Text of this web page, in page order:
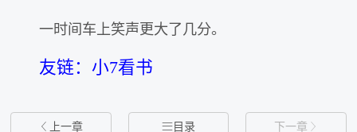
一时间车上笑声更大了几分。
友链：小7看书
 上一章 目录 下一章 